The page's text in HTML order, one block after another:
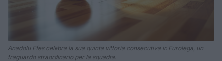
Anadolu Efes celebra la sua quinta vittoria consecutiva in Eurolega, un
traguardo straordinario per la squadra.